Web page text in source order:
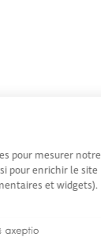
pour mesurer notre
pour enrichir le site
et widgets).